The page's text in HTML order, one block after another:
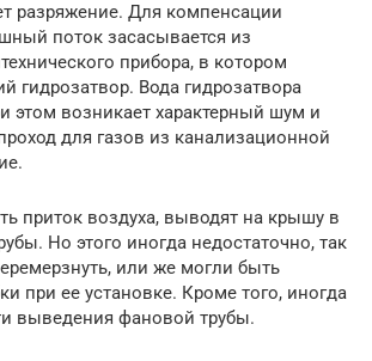
разряжение. Для компенсации
поток засасывается из
прибора, в котором
гидрозатвор. Вода гидрозатвора
этом возникает характерный шум и
для газов из канализационной
приток воздуха, выводят на крышу в
Но этого иногда недостаточно, так
или же могли быть
при ее установке. Кроме того, иногда
выведения фановой трубы.